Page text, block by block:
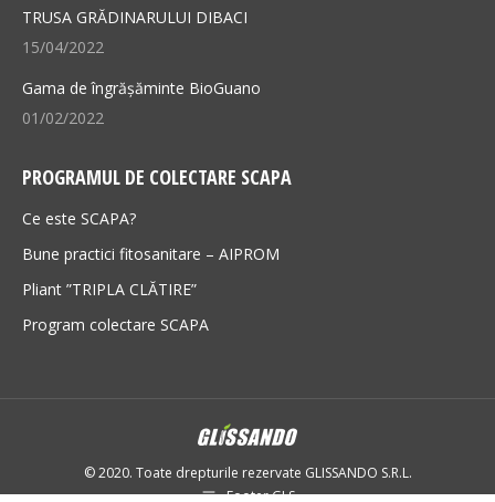
TRUSA GRĂDINARULUI DIBACI
15/04/2022
Gama de îngrășăminte BioGuano
01/02/2022
PROGRAMUL DE COLECTARE SCAPA
Ce este SCAPA?
Bune practici fitosanitare – AIPROM
Pliant ”TRIPLA CLĂTIRE”
Program colectare SCAPA
© 2020. Toate drepturile rezervate GLISSANDO S.R.L.
Footer GLS